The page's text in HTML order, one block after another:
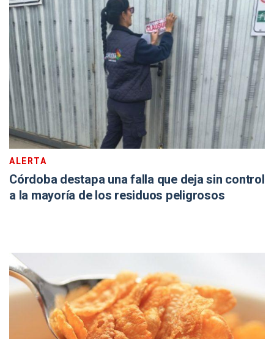
ALERTA
Córdoba destapa una falla que deja sin control
a la mayoría de los residuos peligrosos